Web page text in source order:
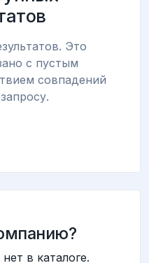
Это
с пустым
совпадений
в каталоге.